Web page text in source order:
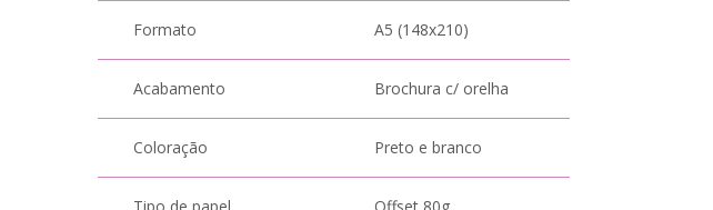
Formato A5 (148x210)
Acabamento Brochura c/ orelha
Coloração Preto e branco